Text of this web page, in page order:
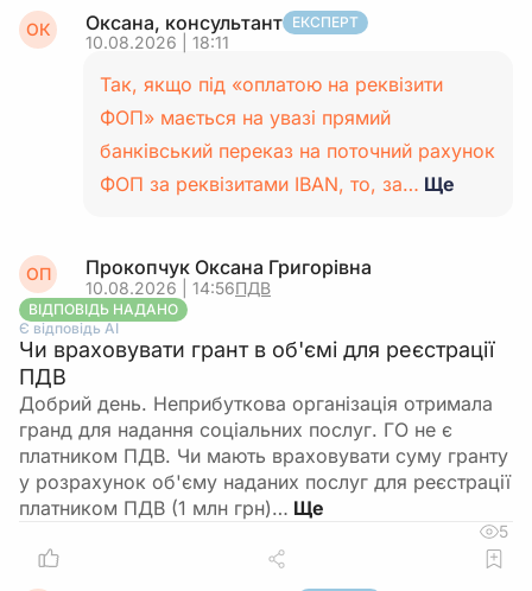
ОК Оксана, консультант ЕКСПЕРТ
10.08.2026 | 18:11
Так, якщо під «оплатою на реквізити
ФОП» мається на увазі прямий
банківський переказ на поточний рахунок
ФОП за реквізитами IBAN, то, за… Ще
ОП Прокопчук Оксана Григорівна
10.08.2026 | 14:56ПДВ
ВІДПОВІДЬ НАДАНО
Є відповідь АІ
Чи враховувати грант в об'ємі для реєстрації
ПДВ
Добрий день. Неприбуткова організація отримала
гранд для надання соціальних послуг. ГО не є
платником ПДВ. Чи мають враховувати суму гранту
у розрахунок об'єму наданих послуг для реєстрації
платником ПДВ (1 млн грн)…
5